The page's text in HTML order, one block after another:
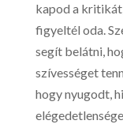
kapod a
figyeltél oda.
segít belátni,
szívességet
hogy nyugodt,